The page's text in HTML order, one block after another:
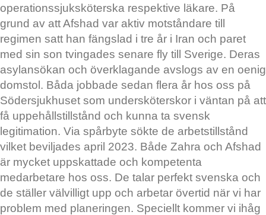
operationssjuksköterska respektive läkare. På
grund av att Afshad var aktiv motståndare till
regimen satt han fängslad i tre år i Iran och paret
med sin son tvingades senare fly till Sverige. Deras
asylansökan och överklagande avslogs av en oenig
domstol. Båda jobbade sedan flera år hos oss på
Södersjukhuset som undersköterskor i väntan på att
få uppehållstillstånd och kunna ta svensk
legitimation. Via spårbyte sökte de arbetstillstånd
vilket beviljades april 2023. Både Zahra och Afshad
är mycket uppskattade och kompetenta
medarbetare hos oss. De talar perfekt svenska och
de ställer välvilligt upp och arbetar övertid när vi har
problem med planeringen. Speciellt kommer vi ihåg